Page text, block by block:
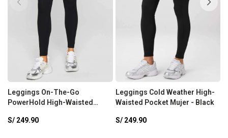
Leggings On-The-Go
PowerHold High-Waisted
S/ 249.90
Leggings Cold Weather High-
Waisted Pocket Mujer - Black
S/ 249.90